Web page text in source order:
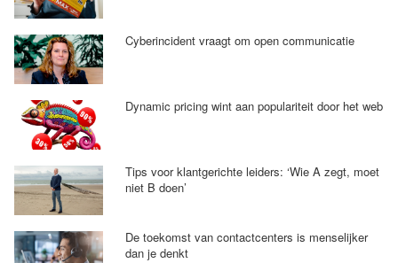
Cyberincident vraagt om open communicatie
Dynamic pricing wint aan populariteit door het web
Tips voor klantgerichte leiders: ‘Wie A zegt, moet
niet B doen’
De toekomst van contactcenters is menselijker
dan je denkt